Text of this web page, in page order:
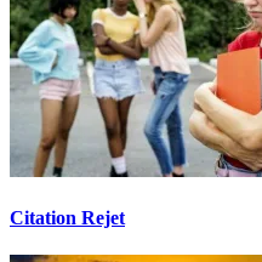
Citation Rejet